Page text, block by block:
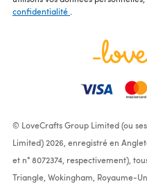
confidentialité
© LoveCrafts Group Limited (ou
Limited) 2026, enregistré en
et n° 8072374, respectivement),
Triangle, Wokingham, Royaume-